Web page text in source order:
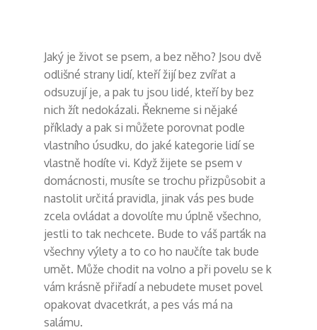
Jaký je život se psem, a bez něho? Jsou dvě
odlišné strany lidí, kteří žijí bez zvířat a
odsuzují je, a pak tu jsou lidé, kteří by bez
nich žít nedokázali. Řekneme si nějaké
příklady a pak si můžete porovnat podle
vlastního úsudku, do jaké kategorie lidí se
vlastně hodíte vi. Když žijete se psem v
domácnosti, musíte se trochu přizpůsobit a
nastolit určitá pravidla, jinak vás pes bude
zcela ovládat a dovolíte mu úplně všechno,
jestli to tak nechcete. Bude to váš parťák na
všechny výlety a to co ho naučíte tak bude
umět. Může chodit na volno a při povelu se k
vám krásně přiřadí a nebudete muset povel
opakovat dvacetkrát, a pes vás má na
salámu.